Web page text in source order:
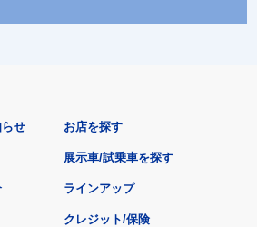
せ お店を探す
展示車/試乗車を探す
ラインアップ
クレジット/保険